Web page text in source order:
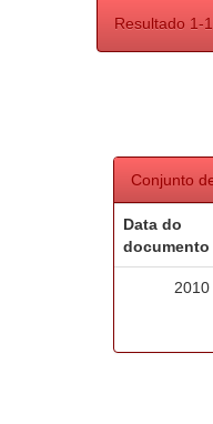
Resultado 1-1
Conjunto
Data do
documento
2010